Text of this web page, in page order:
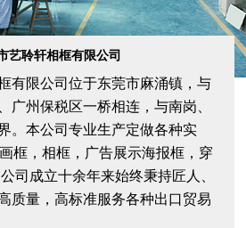
艺聆轩相框有限公司
限公司位于东莞市麻涌镇，与
广州保税区一桥相连，与南岗、
。本公司专业生产定做各种实
框，相框，广告展示海报框，穿
司成立十余年来始终秉持匠人、
质量，高标准服务各种出口贸易